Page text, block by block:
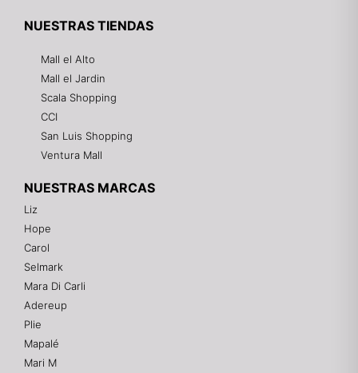
NUESTRAS TIENDAS
Mall el Alto
Mall el Jardin
Scala Shopping
CCI
San Luis Shopping
Ventura Mall
NUESTRAS MARCAS
Liz
Hope
Carol
Selmark
Mara Di Carli
Adereup
Plie
Mapalé
Mari M
¡Hola! 👋
Gracias por visitarnos. Te asesoramos
personalmente con tu compra: tallas, envíos y
pagos.